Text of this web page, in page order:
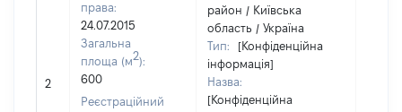
2
права:
24.07.2015
Загальна
площа (м2):
600
Реєстраційний
район / Київська
область / Україна
Тип:
[Конфіденційна
інформація]
Назва:
[Конфіденційна